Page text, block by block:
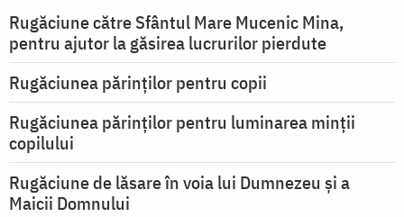
Rugăciune către Sfântul Mare Mucenic Mina,
pentru ajutor la găsirea lucrurilor pierdute
Rugăciunea părinților pentru copii
Rugăciunea părinților pentru luminarea minţii
copilului
Rugăciune de lăsare în voia lui Dumnezeu şi a
Maicii Domnului